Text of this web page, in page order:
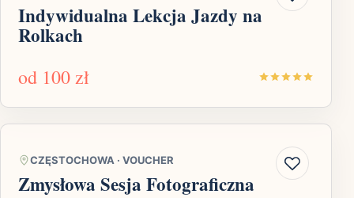
Indywidualna Lekcja Jazdy na
Rolkach
od 100 zł
CZĘSTOCHOWA · VOUCHER
Zmysłowa Sesja Fotograficzna